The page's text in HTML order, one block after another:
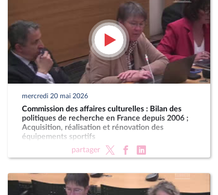
mercredi 20 mai 2026
Commission des affaires culturelles : Bilan des
politiques de recherche en France depuis 2006 ;
Acquisition, réalisation et rénovation des
équipements sportifs
partager